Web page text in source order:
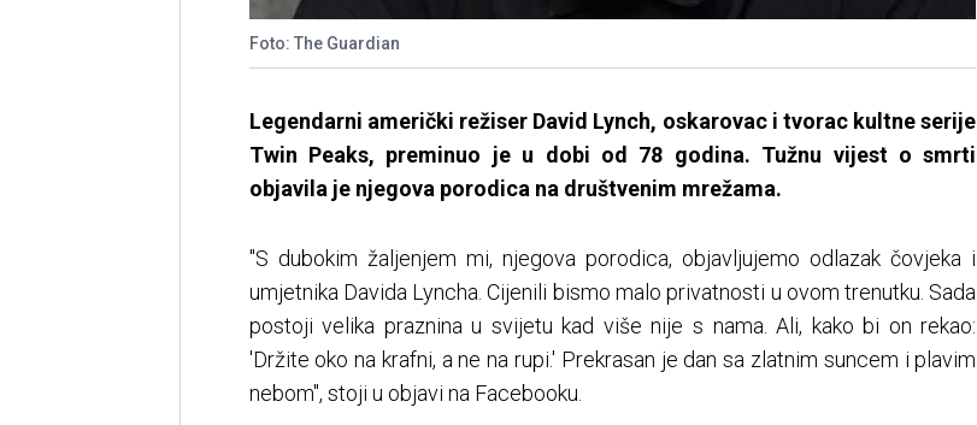
Foto: The Guardian
Legendarni američki režiser David Lynch, oskarovac i tvorac kultne serije
Twin Peaks, preminuo je u dobi od 78 godina. Tužnu vijest o smrti
objavila je njegova porodica na društvenim mrežama.
"S dubokim žaljenjem mi, njegova porodica, objavljujemo odlazak čovjeka i
umjetnika Davida Lyncha. Cijenili bismo malo privatnosti u ovom trenutku. Sada
postoji velika praznina u svijetu kad više nije s nama. Ali, kako bi on rekao:
'Držite oko na krafni, a ne na rupi.' Prekrasan je dan sa zlatnim suncem i plavim
nebom", stoji u objavi na Facebooku.